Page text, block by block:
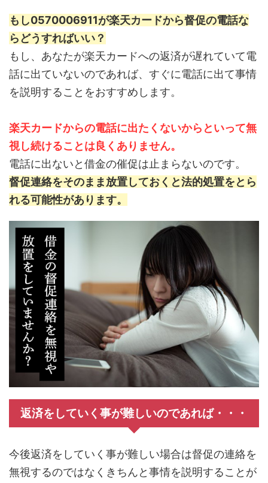
もし0570006911が楽天カードから督促の電話な
らどうすればいい？
もし、あなたが楽天カードへの返済が遅れていて電
話に出ていないのであれば、すぐに電話に出て事情
を説明することをおすすめします。
楽天カードからの電話に出たくないからといって無
視し続けることは良くありません。
電話に出ないと借金の催促は止まらないのです。
督促連絡をそのまま放置しておくと法的処置をとら
れる可能性があります。
返済をしていく事が難しいのであれば・・・
今後返済をしていく事が難しい場合は督促の連絡を
無視するのではなくきちんと事情を説明することが